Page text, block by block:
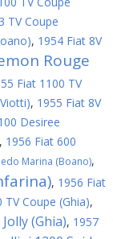
TV Coupe
, 1954 Fiat 8V
Rouge
Fiat 1100 TV
, 1955 Fiat 8V
Desiree
, 1956 Fiat 600
Marina (Boano),
, 1956 Fiat
TV Coupe (Ghia),
(Ghia), 1957